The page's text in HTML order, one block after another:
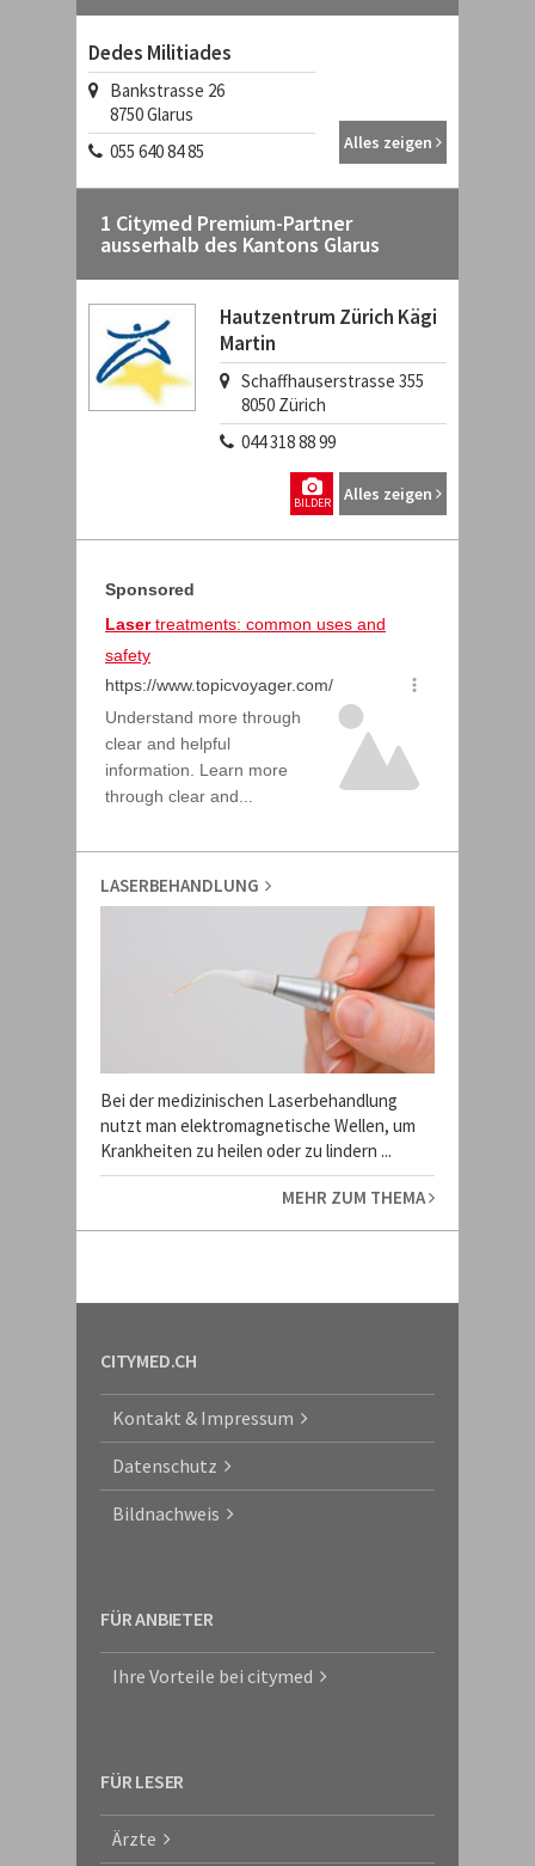
Dedes Militiades
Bankstrasse 26
8750Glarus
055 640 84 85
Alles zeigen
1 Citymed Premium-Partner
ausserhalb des Kantons Glarus
Hautzentrum Zürich Kägi
Martin
Schaffhauserstrasse 355
8050 Zürich
044 318 88 99
Alles zeigen
BILDER
LASERBEHANDLUNG
Bei der medizinischen Laserbehandlung
nutzt man elektromagnetische Wellen, um
Krankheiten zu heilen oder zu lindern ...
MEHR ZUM THEMA
CITYMED.CH
Kontakt & Impressum
Datenschutz
Bildnachweis
FÜR ANBIETER
Ihre Vorteile bei citymed
FÜR LESER
Ärzte